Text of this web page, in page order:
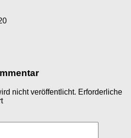
nicht veröffentlicht. Erforderliche